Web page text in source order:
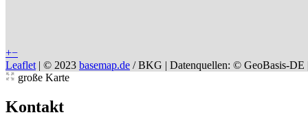
+−
Leaflet | © 2023 basemap.de / BKG | Datenquellen: © GeoBasis-DE |
große Karte
Kontakt